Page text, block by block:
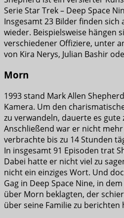
Serie Star Trek – Deep Space
Insgesamt 23 Bilder finden sich
wieder. Beispielsweise hängen
verschiedener Offiziere, unter
von Kira Nerys, Julian Bashir
Morn
1993 stand Mark Allen
Kamera. Um den
zu verwandeln, dauerte es gute
Anschließend war er nicht
verbrachte bis zu 14 Stunden
In insgesamt 91 Episoden trat
Dabei hatte er nicht viel zu
nicht ein einziges Wort. Und
Gag in Deep Space Nine, in
über Morn beklagten, der
über seine Familie zu berichten